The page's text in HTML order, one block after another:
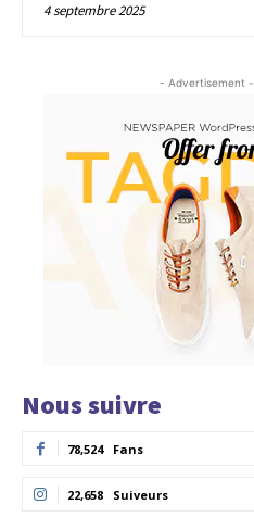
4 septembre 2025
- Advertisement -
Nous suivre
78,524 Fans
22,658 Suiveurs